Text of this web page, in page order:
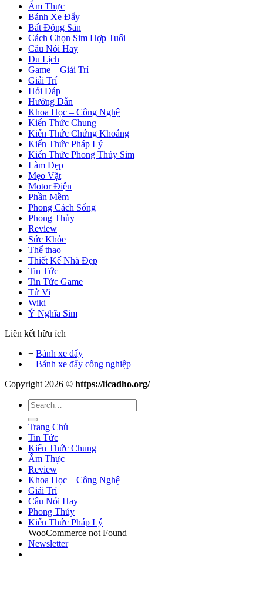
Ẩm Thực
Bánh Xe Đẩy
Bất Động Sản
Cách Chọn Sim Hợp Tuổi
Câu Nói Hay
Du Lịch
Game – Giải Trí
Giải Trí
Hỏi Đáp
Hướng Dẫn
Khoa Học – Công Nghệ
Kiến Thức Chung
Kiến Thức Chứng Khoáng
Kiến Thức Pháp Lý
Kiến Thức Phong Thủy Sim
Làm Đẹp
Mẹo Vặt
Motor Điện
Phần Mềm
Phong Cách Sống
Phong Thủy
Review
Sức Khỏe
Thể thao
Thiết Kế Nhà Đẹp
Tin Tức
Tin Tức Game
Tử Vi
Wiki
Ý Nghĩa Sim
Liên kết hữu ích
+ Bánh xe đẩy
+ Bánh xe đẩy công nghiệp
Copyright 2026 © https://licadho.org/
Trang Chủ
Tin Tức
Kiến Thức Chung
Ẩm Thực
Review
Khoa Học – Công Nghệ
Giải Trí
Câu Nói Hay
Phong Thủy
Kiến Thức Pháp Lý
WooCommerce not Found
Newsletter